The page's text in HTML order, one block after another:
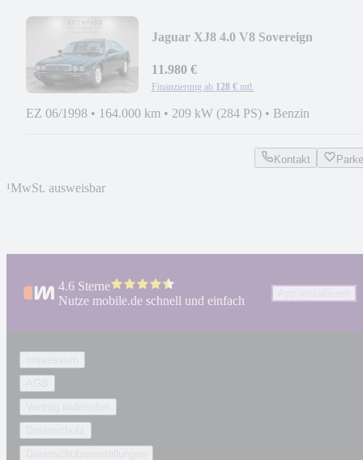
Jaguar XJ8 4.0 V8 Sovereign
11.980 €
Finanzierung ab 128 € mtl.
EZ 06/1998 • 164.000 km • 209 kW (284 PS) • Benzin
Kontakt
¹MwSt. ausweisbar
4.6 Sterne
Nutze mobile.de schnell und einfach